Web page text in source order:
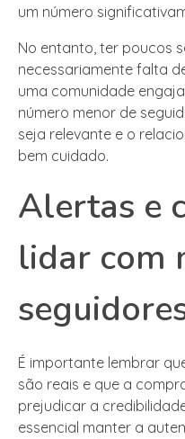
um número
No entanto, ter poucos
necessariamente falta
uma comunidade
número menor de
seja relevante e o
bem cuidado.
Alertas e
lidar com
É importante lembrar
são reais e que a
prejudicar a
essencial manter a